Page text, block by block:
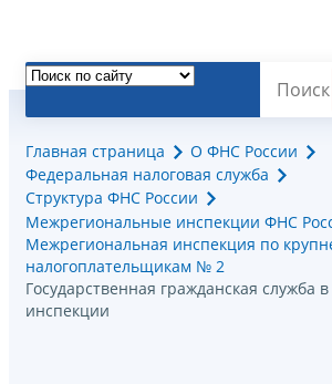
Главная страница
О ФНС России
Федеральная налоговая служба
Структура ФНС России
Межрегиональные инспекции ФНС
Межрегиональная инспекция по
налогоплательщикам № 2
Государственная гражданская служба в
инспекции